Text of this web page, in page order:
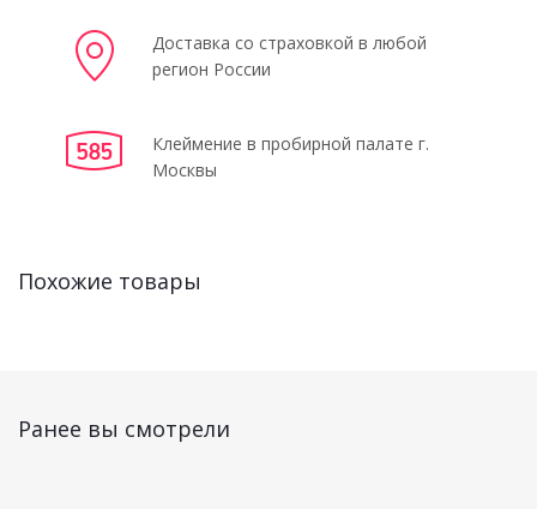
Доставка со страховкой в любой
регион России
Клеймение в пробирной палате г.
Москвы
Похожие товары
Ранее вы смотрели